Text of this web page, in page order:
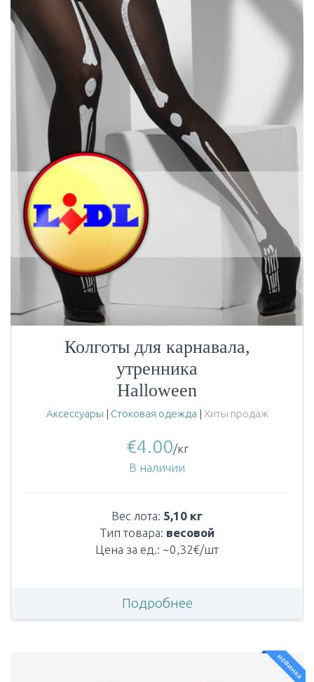
Колготы для карнавала,
утренника
Halloween
Аксессуары | Стоковая одежда | Хиты продаж
€4.00/кг
В наличии
Вес лота: 5,10 кг
Тип товара: весовой
Цена за ед.: ~0,32€/шт
Подробнее
новинка